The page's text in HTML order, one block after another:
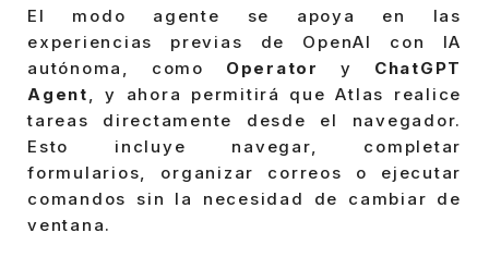
El modo agente se apoya en las
experiencias previas de OpenAI con IA
autónoma, como Operator y ChatGPT
Agent, y ahora permitirá que Atlas realice
tareas directamente desde el navegador.
Esto incluye navegar, completar
formularios, organizar correos o ejecutar
comandos sin la necesidad de cambiar de
ventana.